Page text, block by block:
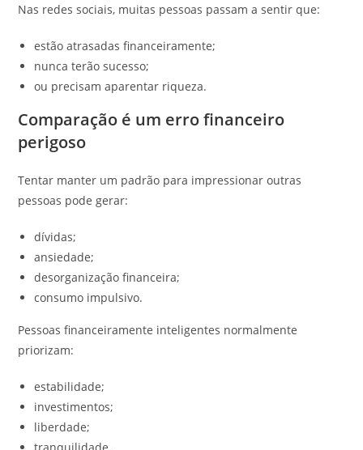
Nas redes sociais, muitas pessoas passam a sentir que:
estão atrasadas financeiramente;
nunca terão sucesso;
ou precisam aparentar riqueza.
Comparação é um erro financeiro
perigoso
Tentar manter um padrão para impressionar outras
pessoas pode gerar:
dívidas;
ansiedade;
desorganização financeira;
consumo impulsivo.
Pessoas financeiramente inteligentes normalmente
priorizam:
estabilidade;
investimentos;
liberdade;